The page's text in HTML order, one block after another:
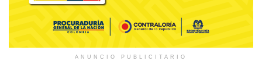
ANUNCIO PUBLICITARIO